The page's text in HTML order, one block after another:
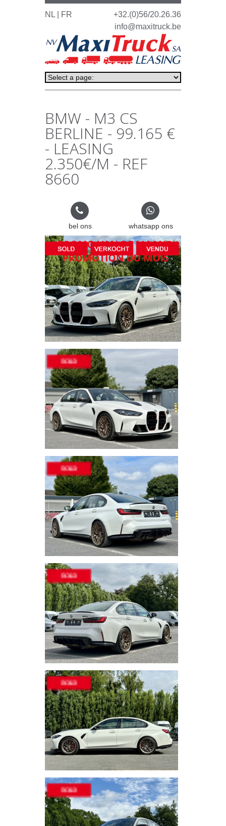
+32.(0)56/20.26.36
info@maxitruck.be
NL | FR
BMW - M3 CS
BERLINE - 99.165 €
- LEASING
2.350€/M - REF
8660
bel ons whatsapp ons